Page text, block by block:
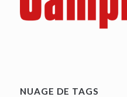
NUAGE DE TAGS